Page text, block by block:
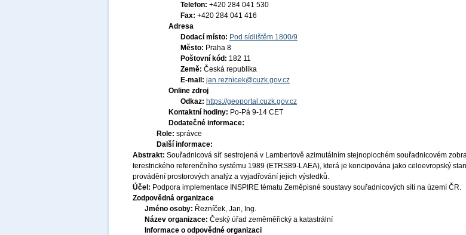
Telefon: +420 284 041 530
Fax: +420 284 041 416
Adresa
Dodací místo: Pod sídlištěm 1800/9
Město: Praha 8
Poštovní kód: 182 11
Země: Česká republika
E-mail: jan.reznicek@cuzk.gov.cz
Online zdroj
Odkaz: https://geoportal.cuzk.gov.cz
Kontaktní hodiny: Po-Pá 9-14 CET
Dodatečné informace:
Role: správce
Další informace:
Abstrakt: Souřadnicová síť sestrojená v Lambertově azimutálním stejnoplochém souřadnicovém
terestrického referenčního systému 1989 (ETRS89-LAEA), která je koncipována jako celoevropský
provádění prostorových analýz a vyjadřování jejich výsledků.
Účel: Podpora implementace INSPIRE tématu Zeměpisné soustavy souřadnicových sítí na území ČR.
Zodpovědná organizace
Jméno osoby: Řezníček, Jan, Ing.
Název organizace: Český úřad zeměměřický a katastrální
Informace o odpovědné organizaci